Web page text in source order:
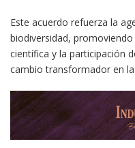
Este acuerdo refuerza la
biodiversidad,
científica y la participación
cambio transformador en